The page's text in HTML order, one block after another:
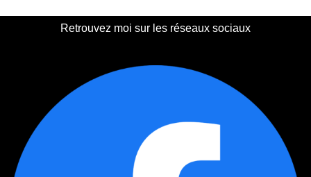
Retrouvez moi sur les réseaux sociaux